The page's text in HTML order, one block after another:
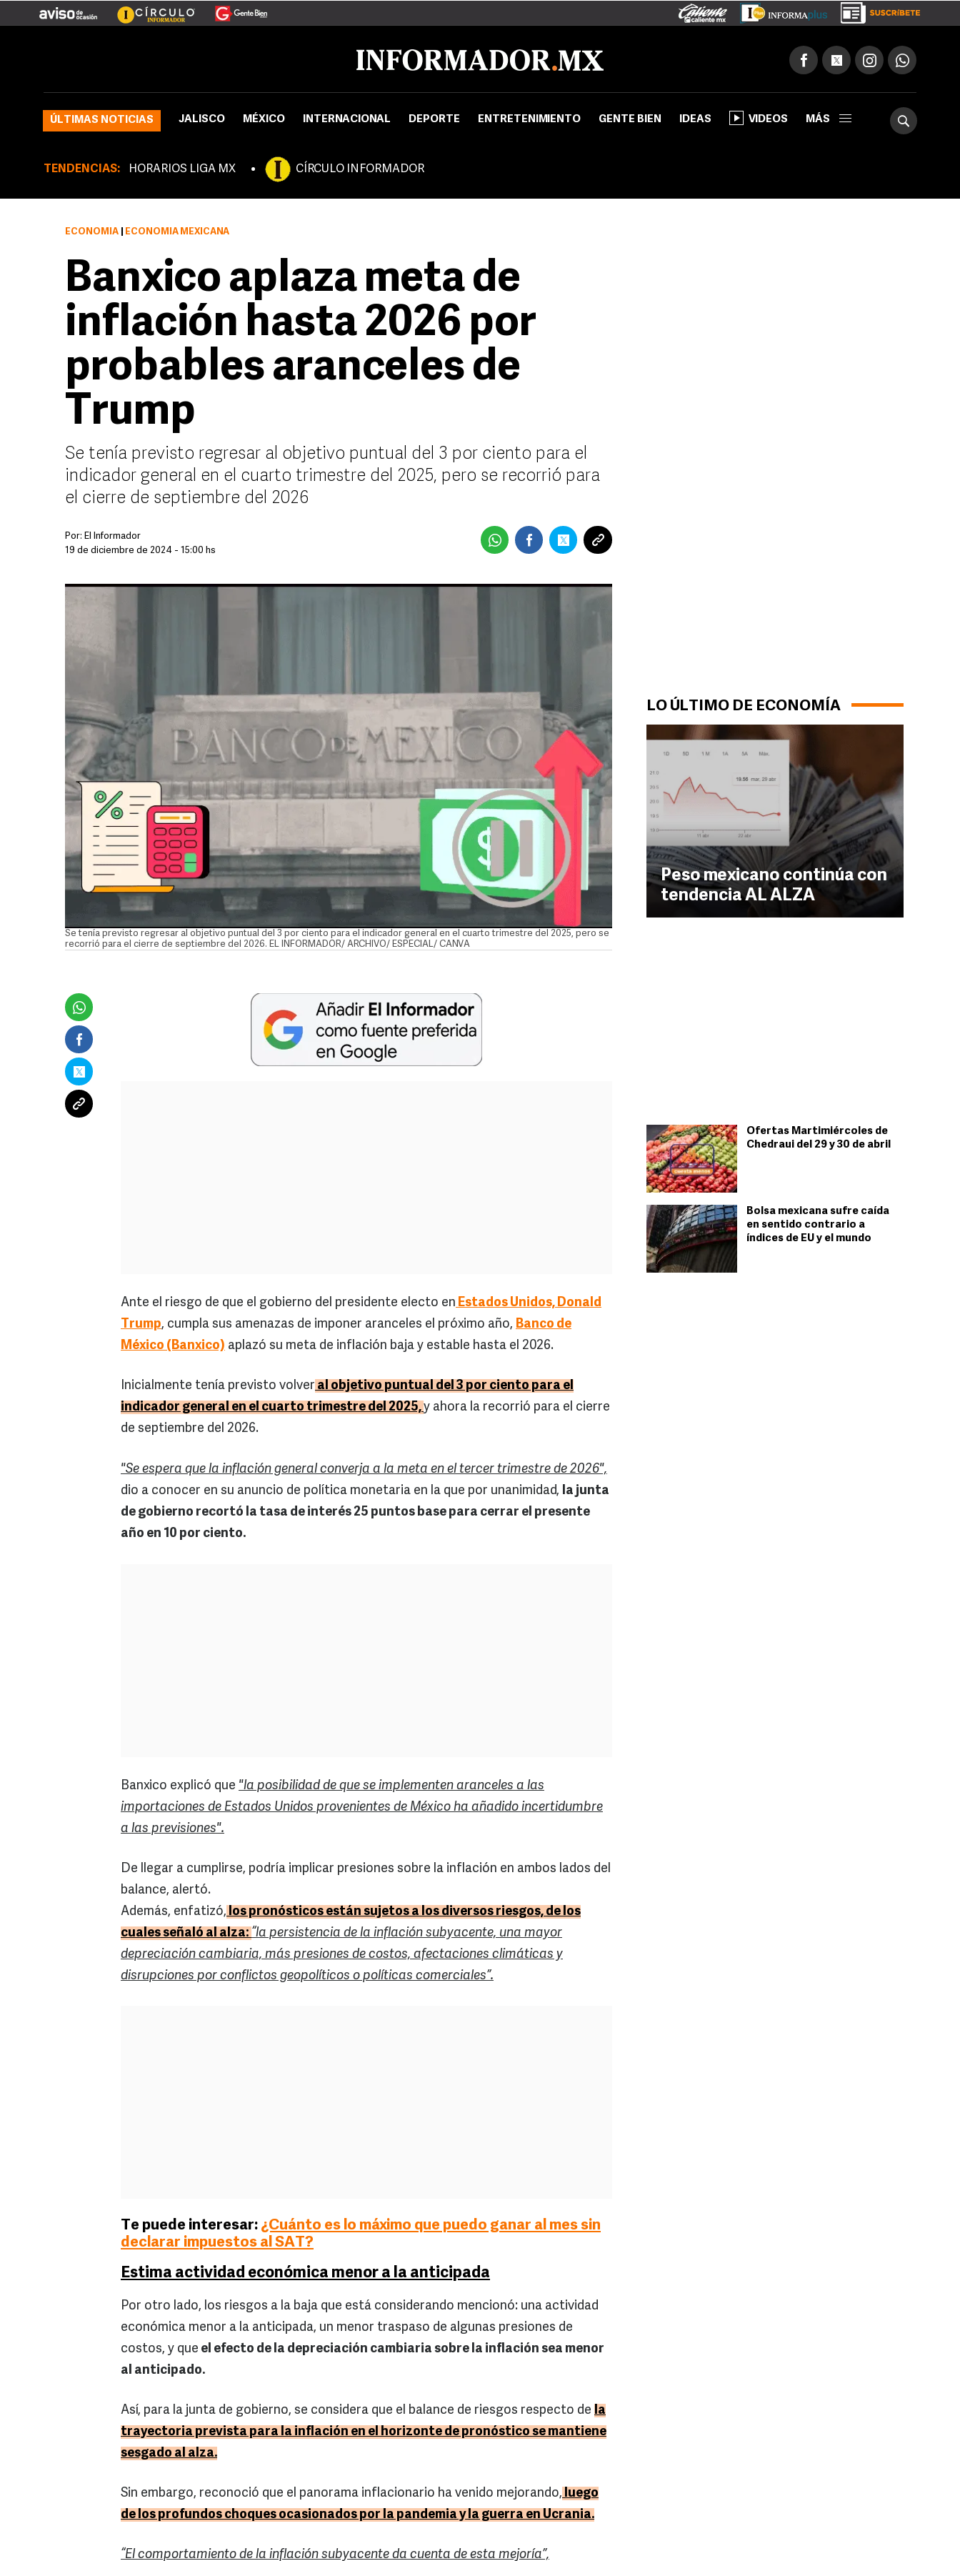
ÚLTIMAS NOTICIAS JALISCO MÉXICO INTERNACIONAL DEPORTE ENTRETENIMIENTO GENTE BIEN IDEAS VIDEOS MÁS
TENDENCIAS: HORARIOS LIGA MX CÍRCULO INFORMADOR
LO ÚLTIMO DE ECONOMÍA
Peso mexicano continúa con
tendencia AL ALZA
Ofertas Martimiércoles de
Chedraui del 29 y 30 de abril
Bolsa mexicana sufre caída
en sentido contrario a
índices de EU y el mundo
ECONOMÍA ECONOMÍA MEXICANA
Banxico aplaza meta de
inflación hasta 2026 por
probables aranceles de
Trump
Se tenía previsto regresar al objetivo puntual del 3 por ciento para el
indicador general en el cuarto trimestre del 2025, pero se recorrió para
el cierre de septiembre del 2026
Por: El Informador
19 de diciembre de 2024 - 15:00 hs
Se tenía previsto regresar al objetivo puntual del 3 por ciento para el indicador general en el cuarto trimestre del 2025, pero se
recorrió para el cierre de septiembre del 2026. EL INFORMADOR/ ARCHIVO/ ESPECIAL/ CANVA
Ante el riesgo de que el gobierno del presidente electo en Estados Unidos, Donald
Trump, cumpla sus amenazas de imponer aranceles el próximo año, Banco de
México (Banxico) aplazó su meta de inflación baja y estable hasta el 2026.
Inicialmente tenía previsto volver al objetivo puntual del 3 por ciento para el
indicador general en el cuarto trimestre del 2025,y ahora la recorrió para el cierre
de septiembre del 2026.
"Se espera que la inflación general converja a la meta en el tercer trimestre de 2026",
dio a conocer en su anuncio de política monetaria en la que por unanimidad, la junta
de gobierno recortó la tasa de interés 25 puntos base para cerrar el presente
año en 10 por ciento.
Banxico explicó que "la posibilidad de que se implementen aranceles a las
importaciones de Estados Unidos provenientes de México ha añadido incertidumbre
a las previsiones".
De llegar a cumplirse, podría implicar presiones sobre la inflación en ambos lados del
balance, alertó.
Además, enfatizó, los pronósticos están sujetos a los diversos riesgos, de los
cuales señaló al alza: “la persistencia de la inflación subyacente, una mayor
depreciación cambiaria, más presiones de costos, afectaciones climáticas y
disrupciones por conflictos geopolíticos o políticas comerciales”.
Te puede interesar: ¿Cuánto es lo máximo que puedo ganar al mes sin
declarar impuestos al SAT?
Estima actividad económica menor a la anticipada
Por otro lado, los riesgos a la baja que está considerando mencionó: una actividad
económica menor a la anticipada, un menor traspaso de algunas presiones de
costos, y que el efecto de la depreciación cambiaria sobre la inflación sea menor
al anticipado.
Así, para la junta de gobierno, se considera que el balance de riesgos respecto de la
trayectoria prevista para la inflación en el horizonte de pronóstico se mantiene
sesgado al alza.
Sin embargo, reconoció que el panorama inflacionario ha venido mejorando, luego
de los profundos choques ocasionados por la pandemia y la guerra en Ucrania.
“El comportamiento de la inflación subyacente da cuenta de esta mejoría”,